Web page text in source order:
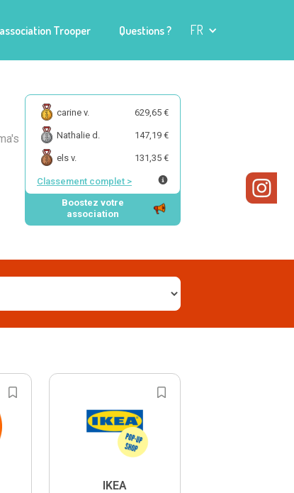
Trooper Questions ? FR
carine v. 629,65 €
Nathalie d. 147,19 €
els v. 131,35 €
Classement complet >
Boostez votre
association
IKEA